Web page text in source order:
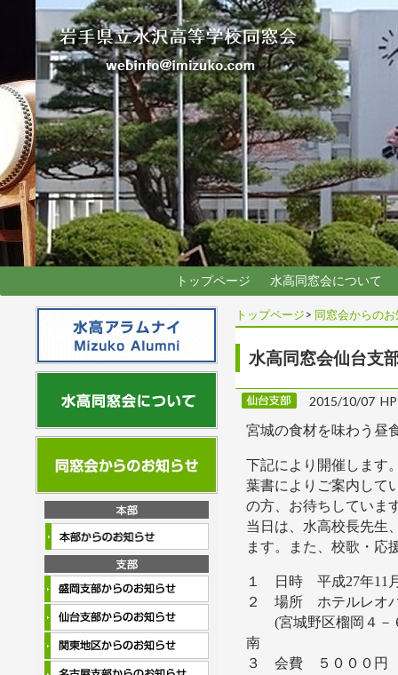
トップページ 水高同窓会について
トップページ> 同窓会からの
水高同窓会仙台支
2015/10/07
宮城の食材を味わう昼
下記により開催します
葉書によりご案内して
の方、お待ちしていま
当日は、水高校長先生
ます。また、校歌・応
１ 日時 平成27年11
２ 場所 ホテルレオ
(宮城野区榴岡４－
南
３ 会費 ５０００円